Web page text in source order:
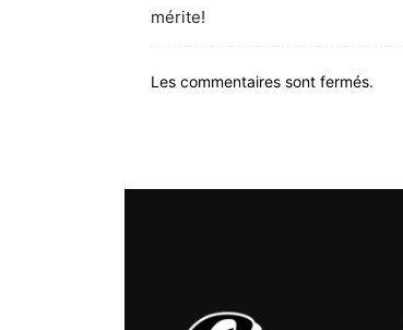
mérite!
Les commentaires sont fermés.